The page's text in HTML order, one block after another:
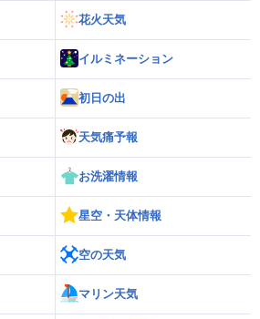
花火天気
イルミネーション
初日の出
天気痛予報
お洗濯情報
星空・天体情報
空の天気
マリン天気